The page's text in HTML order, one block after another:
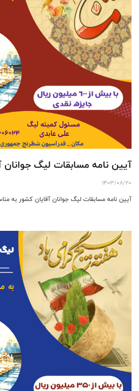
آیین نامه مسابقات لیگ
1403/08/20
آیین نامه مسابقات لیگ جوانان آقايان کشور به